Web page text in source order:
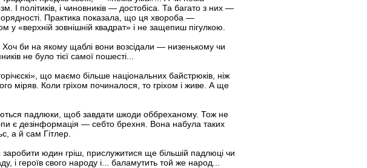
І політиків, і чиновників — достобіса. Та багато з них —
Практика показала, що ця хвороба —
у «верхній зовнішній квадрат» і не защепиш пігулкою.
Хоч би на якому щаблі вони возсідали — низенькому чи
не було тієї самої пошесті...
що маємо більше національних байстрюків, ніж
міряв. Коли гріхом починалося, то гріхом і живе. А ще
падлюки, щоб завдати шкоди оббреханому. Тож не
є дезінформація — себто брехня. Вона набула таких
а й сам Гітлер.
юдин гріш, прислужитися ще більшій падлюці чи
і героїв свого народу і... баламутить той же народ...